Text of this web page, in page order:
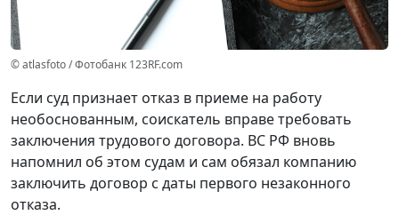
© atlasfoto / Фотобанк 123RF.com
Если суд признает отказ в приеме на работу
необоснованным, соискатель вправе требовать
заключения трудового договора. ВС РФ вновь
напомнил об этом судам и сам обязал компанию
заключить договор с даты первого незаконного
отказа.